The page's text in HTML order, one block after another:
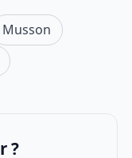
Musson
?